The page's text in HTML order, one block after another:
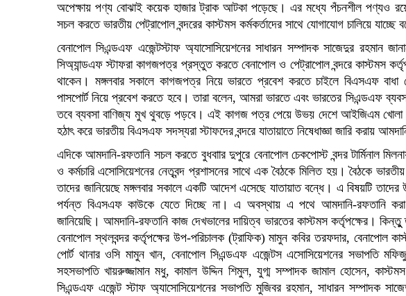
অপেক্ষায় পণ্য বোঝাই কয়েক হাজার ট্রাক আটকা পড়েছে। এর মধ্যে পঁচনশীল পণ্যও
সচল করতে ভারতীয় পেট্রাপোল বন্দরের কাস্টমস কর্মকর্তাদের সাথে যোগাযোগ চালিয়ে যাচ্ছে
বেনাপোল সিএন্ডএফ এজেন্টস্টাফ অ্যাসোসিয়েশনের সাধারন সম্পাদক সাজেদুর রহমান
সিঅ্যান্ডএফ স্টাফরা কাগজপত্র প্রস্তুত করতে বেনাপোল ও পেট্রাপোল বন্দরে কাস্টমস
থাকেন। মঙ্গলবার সকালে কাগজপত্র নিয়ে ভারতে প্রবেশ করতে চাইলে বিএসএফ বাধা
পাসপোর্ট নিয়ে প্রবেশ করতে হবে। তারা বলেন, আমরা ভারতে এবং ভারতের সিএন্ডএফ
তবে ব্যবসা বাণিজ্য মুখ থুবড়ে পড়বে। এই কাগজ পত্র পেয়ে উভয় দেশে আইজিএম খোলা
হঠাৎ করে ভারতীয় বিএসএফ সদস্যরা স্টাফদের বন্দরে যাতায়াতে নিষেধাজ্ঞা জারি করায়
এদিকে আমদানি-রফতানি সচল করতে বুধবাার দুপুরে বেনাপোল চেকপোস্ট বন্দর টার্মিনাল
ও কর্মচারি এসোসিয়েশনের নেতৃবন্দ প্রশাসনের সাথে এক বৈঠকে মিলিত হয়। বৈঠকে
তাদের জানিয়েছে মঙ্গলবার সকালে একটি আদেশ এসেছে যাতায়াত বন্ধে। এ বিষয়টি
পর্যন্ত বিএসএফ কাউকে যেতে দিচ্ছে না। এ অবস্থায় এ পথে আমদানি-রফতানি
জানিয়েছি। আমদানি-রফতানি কাজ দেখভালের দায়িত্ব ভারতের কাস্টমস কর্তৃপক্ষের। কিন্তুু
বেনাপোল স্থলবন্দর কর্তৃপক্ষের উপ-পরিচালক (ট্রাফিক) মামুন কবির তরফদার, বেনাপোল
পোর্ট থানার ওসি মামুন খান, বেনাপোল সিএন্ডএফ এজেন্টস এসোসিয়েশনের সভাপতি
সহসভাপতি খায়রুজ্জামান মধু, কামাল উদ্দিন শিমুল, যুগ্ম সম্পাদক জামাল হোসেন, কাস্টমস
সিএন্ডএফ এজেন্ট স্টাফ অ্যাসোসিয়েশনের সভাপতি মুজিবর রহমান, সাধারন সম্পাদক